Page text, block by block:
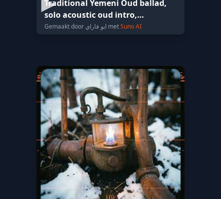
Traditional Yemeni Oud ballad,
solo acoustic oud intro,
emotional male vocal, so
Gemaakt door ابو فاراي metSuno AI